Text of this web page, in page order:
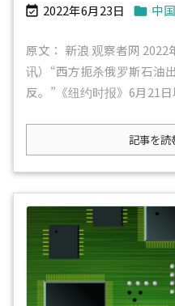
 2022年6月23日  中
原文： 新浪 观察者网
讯）“西方扼杀俄罗斯石油
反。”《纽约时报》6月21
記事を読